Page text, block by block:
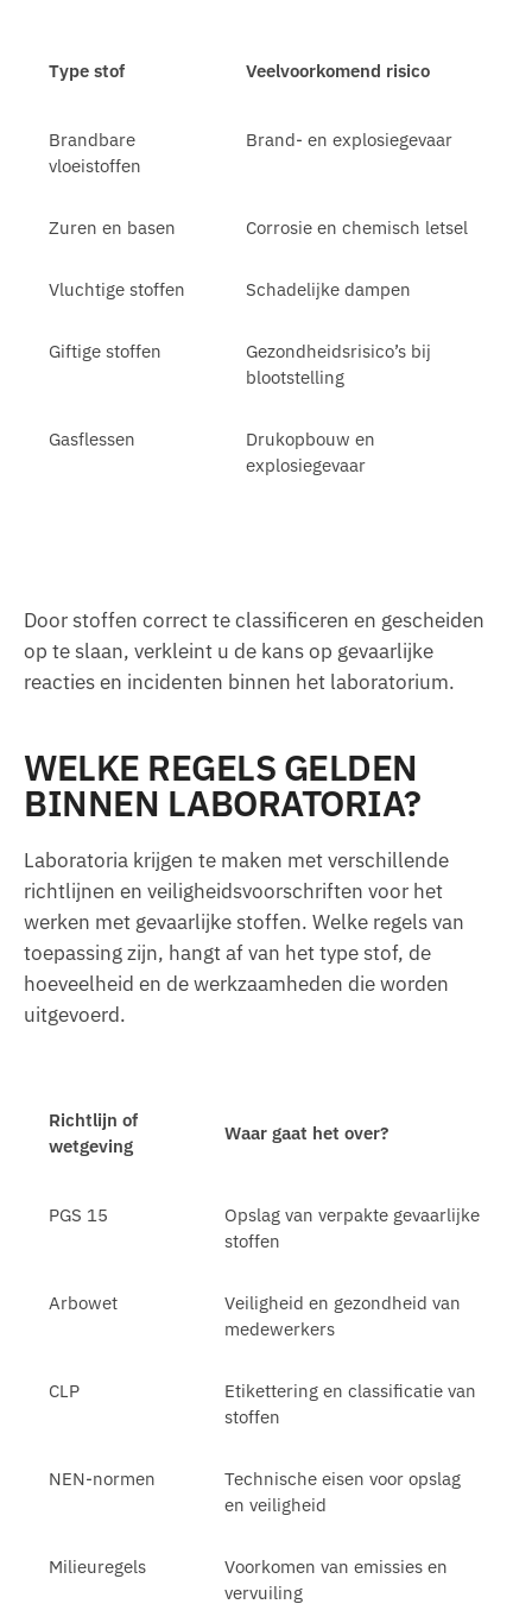
Type stof Veelvoorkomend risico
Brandbare
vloeistoffen
Brand- en explosiegevaar
Zuren en basen Corrosie en chemisch letsel
Vluchtige stoffen Schadelijke dampen
Giftige stoffen
Gezondheidsrisico’s bij
blootstelling
Gasflessen
Drukopbouw en
explosiegevaar
Door stoffen correct te classificeren en gescheiden
op te slaan, verkleint u de kans op gevaarlijke
reacties en incidenten binnen het laboratorium.
WELKE REGELS GELDEN
BINNEN LABORATORIA?
Laboratoria krijgen te maken met verschillende
richtlijnen en veiligheidsvoorschriften voor het
werken met gevaarlijke stoffen. Welke regels van
toepassing zijn, hangt af van het type stof, de
hoeveelheid en de werkzaamheden die worden
uitgevoerd.
Richtlijn of
wetgeving
Waar gaat het over?
PGS 15
Opslag van verpakte gevaarlijke
stoffen
Arbowet
Veiligheid en gezondheid van
medewerkers
CLP
Etikettering en classificatie van
stoffen
NEN-normen
Technische eisen voor opslag
en veiligheid
Milieuregels
Voorkomen van emissies en
vervuiling